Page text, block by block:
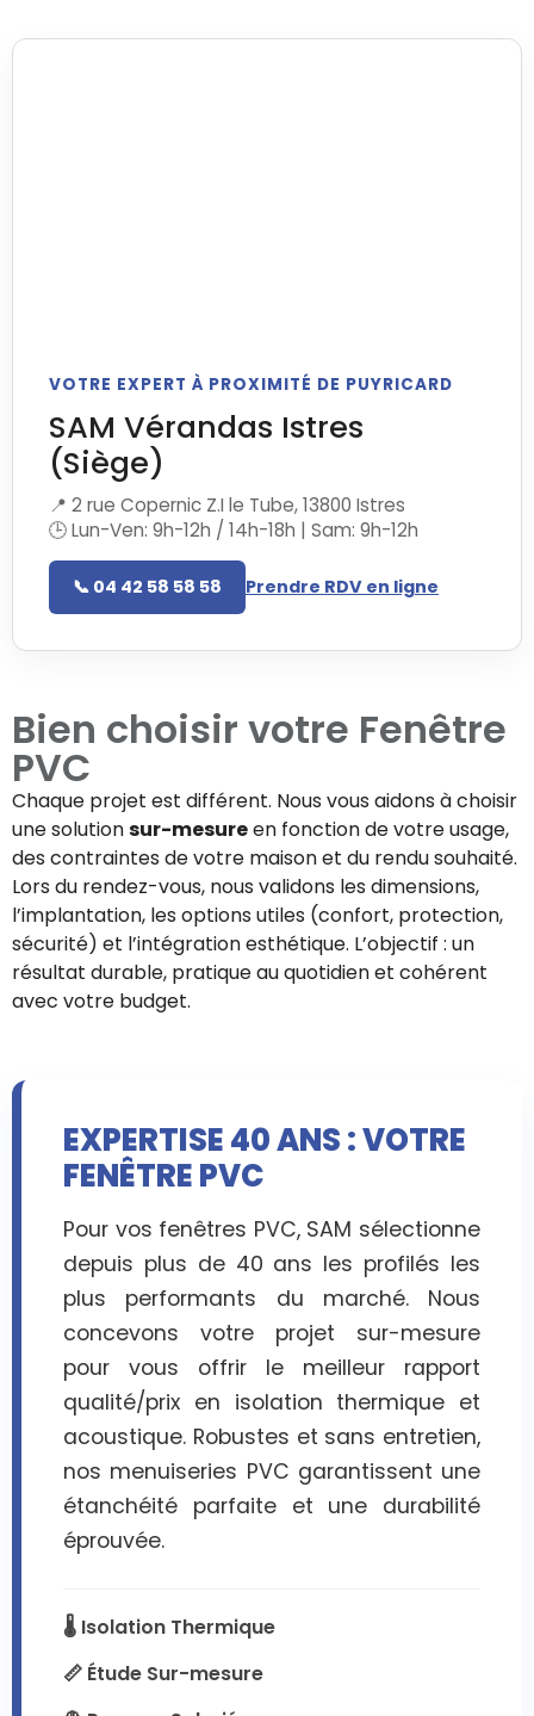
VOTRE EXPERT À PROXIMITÉ DE PUYRICARD
SAM Vérandas Istres
(Siège)
📍 2 rue Copernic Z.I le Tube, 13800 Istres
🕒 Lun-Ven: 9h-12h / 14h-18h | Sam: 9h-12h
📞 04 42 58 58 58 Prendre RDV en ligne
Bien choisir votre Fenêtre
PVC
Chaque projet est différent. Nous vous aidons à choisir
une solutionsur-mesureen fonction de votre usage,
des contraintes de votre maison et du rendu souhaité.
Lors du rendez-vous, nous validons les dimensions,
l’implantation, les options utiles (confort, protection,
sécurité) et l’intégration esthétique. L’objectif : un
résultat durable, pratique au quotidien et cohérent
avec votre budget.
EXPERTISE 40 ANS : VOTRE
FENÊTRE PVC
Pour vos fenêtres PVC, SAM sélectionne
depuis plus de 40 ans les profilés les
plus performants du marché. Nous
concevons votre projet sur-mesure
pour vous offrir le meilleur rapport
qualité/prix en isolation thermique et
acoustique. Robustes et sans entretien,
nos menuiseries PVC garantissent une
étanchéité parfaite et une durabilité
éprouvée.
🌡️ Isolation Thermique
📏 Étude Sur-mesure